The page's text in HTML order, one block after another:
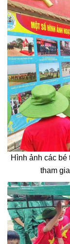
Hình ảnh các bé
tham